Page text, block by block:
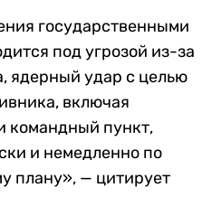
государственными
под угрозой из-за
ядерный удар с целью
включая
командный пункт,
и немедленно по
плану», — цитирует